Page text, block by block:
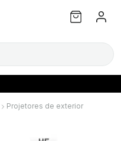
Projetores de exterior